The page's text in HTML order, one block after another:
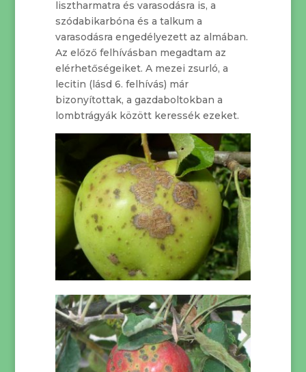
lisztharmatra és varasodásra is, a
szódabikarbóna és a talkum a
varasodásra engedélyezett az almában.
Az előző felhívásban megadtam az
elérhetőségeiket. A mezei zsurló, a
lecitin (lásd 6. felhívás) már
bizonyítottak, a gazdaboltokban a
lombtrágyák között keressék ezeket.